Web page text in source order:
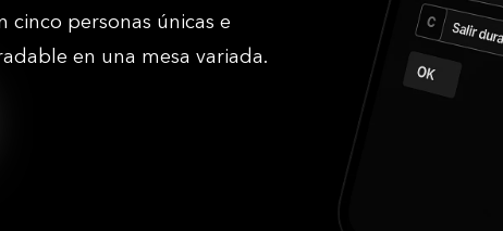
personas únicas e
en una mesa variada.